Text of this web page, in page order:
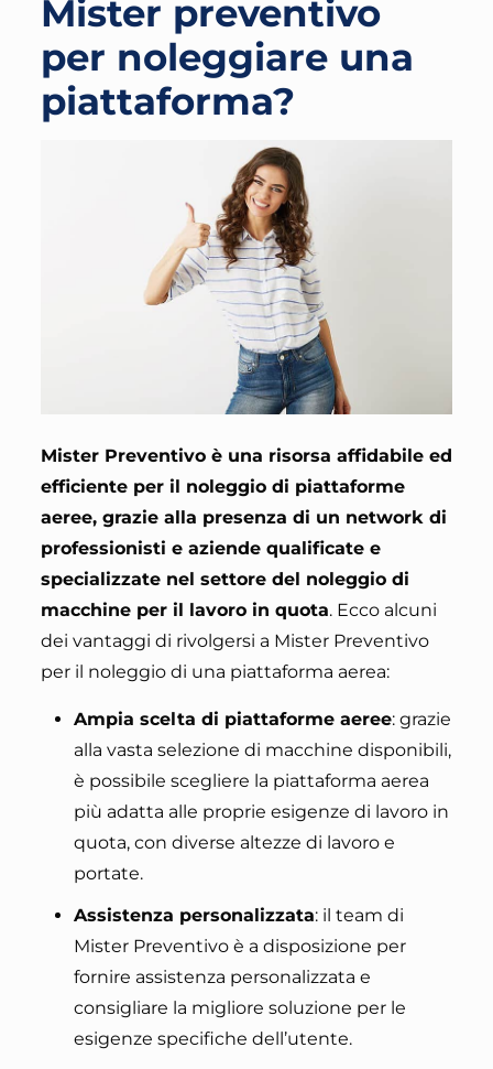
Mister preventivo
per noleggiare una
piattaforma?
Mister Preventivo è una risorsa affidabile ed
efficiente per il noleggio di piattaforme
aeree, grazie alla presenza di un network di
professionisti e aziende qualificate e
specializzate nel settore del noleggio di
macchine per il lavoro in quota. Ecco alcuni
dei vantaggi di rivolgersi a Mister Preventivo
per il noleggio di una piattaforma aerea:
Ampia scelta di piattaforme aeree: grazie
alla vasta selezione di macchine disponibili,
è possibile scegliere la piattaforma aerea
più adatta alle proprie esigenze di lavoro in
quota, con diverse altezze di lavoro e
portate.
Assistenza personalizzata: il team di
Mister Preventivo è a disposizione per
fornire assistenza personalizzata e
consigliare la migliore soluzione per le
esigenze specifiche dell’utente.